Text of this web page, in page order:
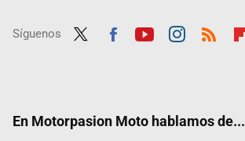
Síguenos
En Motorpasion Moto hablamos de...